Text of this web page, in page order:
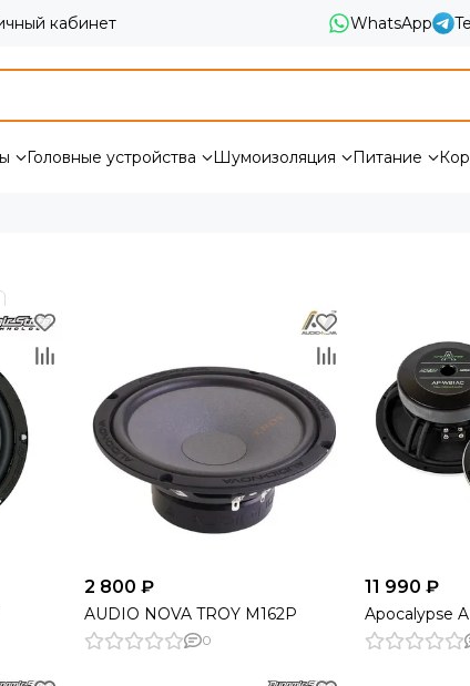
кабинет WhatsApp
Головные устройства Шумоизоляция Питание
2 800 ₽
AUDIO NOVA TROY M162P
0
11 990 ₽
Apocalypse